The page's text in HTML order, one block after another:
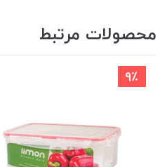
محصولات مرتبط
9٪